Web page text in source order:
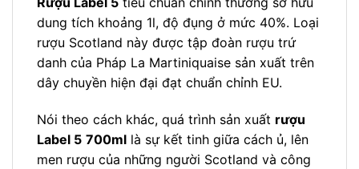
dung tích khoảng 1l, độ đụng ở mức 40%. Loại
rượu Scotland này được tập đoàn rượu trứ
danh của Pháp La Martiniquaise sản xuất trên
dây chuyền hiện đại đạt chuẩn chỉnh EU.
Nói theo cách khác, quá trình sản xuất rượu
Label 5 700ml là sự kết tinh giữa cách ủ, lên
men rượu của những người Scotland và công